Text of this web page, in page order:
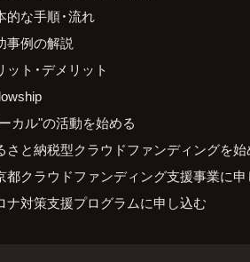
的な手順・流れ
事例の解説
ット・デメリット
カル"の活動を始める
さと納税型クラウドファンディングを始
都クラウドファンディング支援事業に申
ナ対策支援プログラムに申し込む